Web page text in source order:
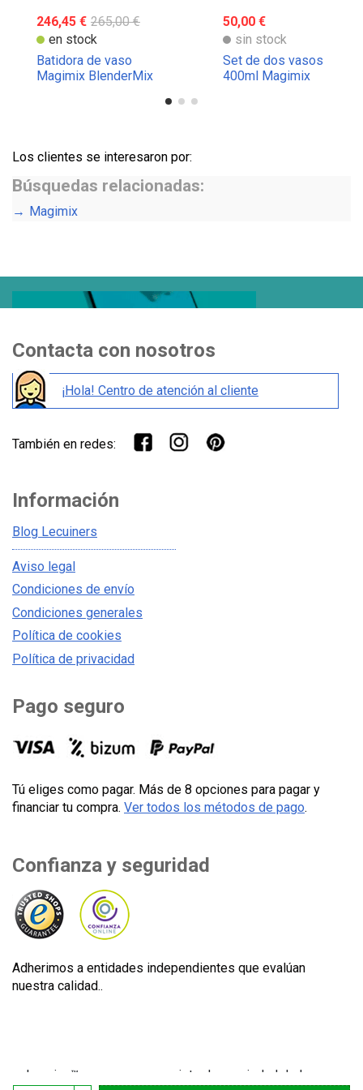
246,45 € 265,00 €
en stock
Batidora de vaso
Magimix BlenderMix
50,00 €
sin stock
Set de dos vasos
400ml Magimix
Los clientes se interesaron por:
Búsquedas relacionadas:
Magimix
Contacta con nosotros
¡Hola! Centro de atención al cliente
También en redes:
Información
Blog Lecuiners
Aviso legal
Condiciones de envío
Condiciones generales
Política de cookies
Política de privacidad
Pago seguro
Tú eliges como pagar. Más de 8 opciones para pagar y
financiar tu compra. Ver todos los métodos de pago.
Confianza y seguridad
Adherimos a entidades independientes que evalúan
nuestra calidad..
Lecuine™ es una marca registrada propiedad de Lecom